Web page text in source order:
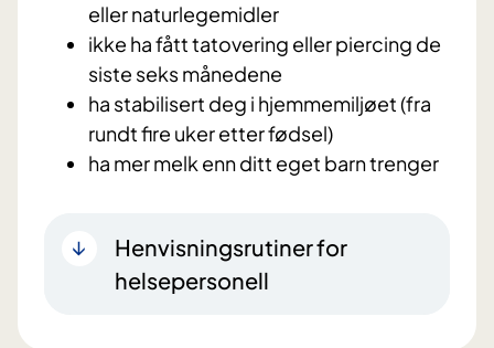
eller naturlegemidler
ikke ha fått tatovering eller piercing de
siste seks månedene
ha stabilisert deg i hjemmemiljøet (fra
rundt fire uker etter fødsel)
ha mer melk enn ditt eget barn trenger
Henvisningsrutiner for
helsepersonell